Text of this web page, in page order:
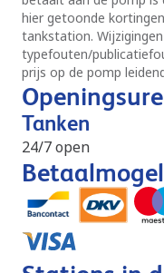
hier getoonde
tankstation.
typefouten/
prijs op de pomp
Tanken
24/7 open